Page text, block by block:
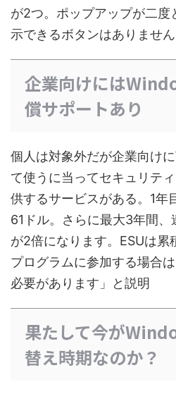
が2つ。ポップアップが二度
示できるボタンはありません
企業向けには
償サポートあり
個人は対象外だが企業向け
て使うに当ってセキュリテ
供するサービスがある。1年
61ドル。さらに最大3年間
が2倍になります。ESUは累
プログラムに参加する場合
必要があります」と説明
果たして今が
替え時期なのか？